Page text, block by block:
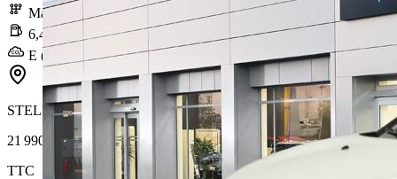
Manuelle
6,4 l/100km
E (168 g/km)
STELLANTIS &YOU NANTES EST
21 990 €
TTC